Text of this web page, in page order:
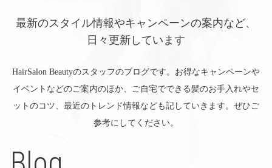
最新のスタイル情報やキャンペーンの案内など、
日々更新しています
HairSalon Beautyのスタッフのブログです。お得なキャンペーンや
イベントなどのご案内のほか、ご自宅でできる髪のお手入れやセ
ットのコツ、最近のトレンド情報なども記していきます。ぜひご
参考にしてください。